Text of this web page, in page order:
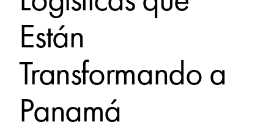
Están
Transformando a
Panamá